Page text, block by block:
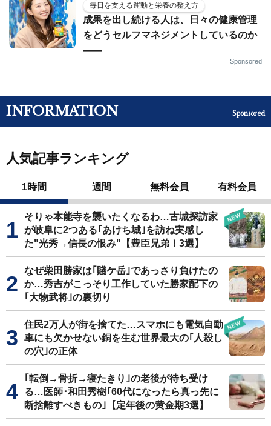
毎日を支える運動と栄養の整え方
成果を出し続ける人は、日々の健康管理
をどうセルフマネジメントしているのか
——
Sponsored
INFORMATION Sponsored
人気記事ランキング
1時間 週間 無料会員 有料会員
そりゃ本能寺を襲いたくなるわ…古城探訪家
が岐阜に2つある｢あけち城｣を訪ね実感し
た"光秀→信長の恨み"【豊臣兄弟！3選】
なぜ柴田勝家は｢賤ケ岳｣であっさり負けたの
か…秀吉がこっそり工作していた勝家配下の
｢大物武将｣の裏切り
住民2万人が街を捨てた…スマホにも電気自動
車にも欠かせない銅を生む世界最大の｢人殺し
の穴｣の正体
｢転倒→骨折→寝たきり｣の老後が待ち受け
る…医師･和田秀樹｢60代になったら真っ先に
断捨離すべきもの｣【定年後の黄金期3選】